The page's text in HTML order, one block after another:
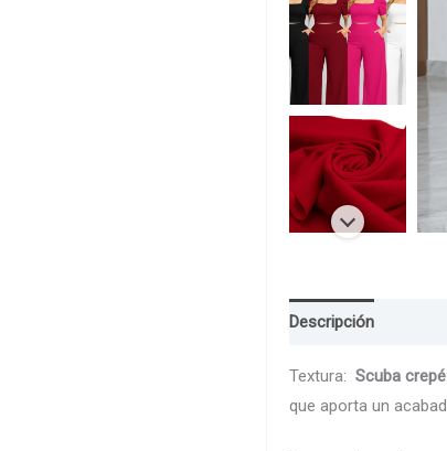
Descripción
Textura: Scuba crepé
que aporta un